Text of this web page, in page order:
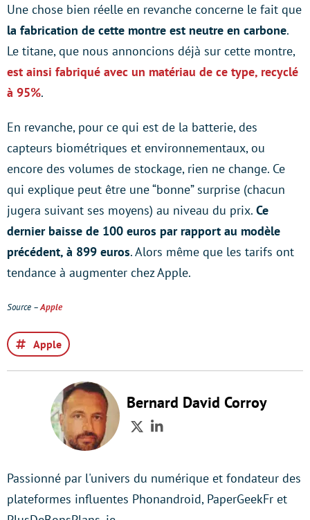
Une chose bien réelle en revanche concerne le fait que
la fabrication de cette montre est neutre en carbone.
Le titane, que nous annoncions déjà sur cette montre,
est ainsi fabriqué avec un matériau de ce type, recyclé
à 95%.
En revanche, pour ce qui est de la batterie, des
capteurs biométriques et environnementaux, ou
encore des volumes de stockage, rien ne change. Ce
qui explique peut être une “bonne” surprise (chacun
jugera suivant ses moyens) au niveau du prix. Ce
dernier baisse de 100 euros par rapport au modèle
précédent, à 899 euros. Alors même que les tarifs ont
tendance à augmenter chez Apple.
Source –Apple
Apple
Bernard David Corroy
TwitterLinkedIn
Passionné par l'univers du numérique et fondateur des
plateformes influentes Phonandroid, PaperGeekFr et